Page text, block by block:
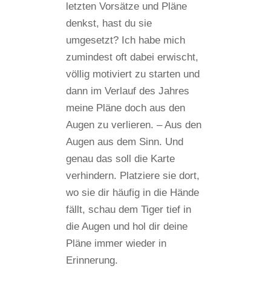
letzten Vorsätze und Pläne
denkst, hast du sie
umgesetzt? Ich habe mich
zumindest oft dabei erwischt,
völlig motiviert zu starten und
dann im Verlauf des Jahres
meine Pläne doch aus den
Augen zu verlieren. – Aus den
Augen aus dem Sinn. Und
genau das soll die Karte
verhindern. Platziere sie dort,
wo sie dir häufig in die Hände
fällt, schau dem Tiger tief in
die Augen und hol dir deine
Pläne immer wieder in
Erinnerung.